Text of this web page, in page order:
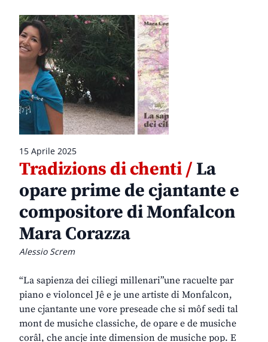
15 Aprile 2025
Tradizions di chenti /La
opare prime de cjantante e
compositore di Monfalcon
Mara Corazza
Alessio Screm
“La sapienza dei ciliegi millenari”une racuelte par
piano e violoncel Jê e je une artiste di Monfalcon,
une cjantante une vore preseade che si môf sedi tal
mont de musiche classiche, de opare e de musiche
corâl, che ancje inte dimension de musiche pop. E